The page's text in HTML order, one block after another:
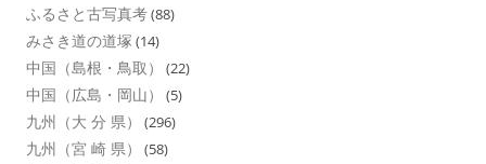
ふるさと古写真考(88)
みさき道の道塚 (14)
中国（島根・鳥取） (22)
中国（広島・岡山） (5)
九州（大 分 県） (296)
九州（宮 崎 県） (58)